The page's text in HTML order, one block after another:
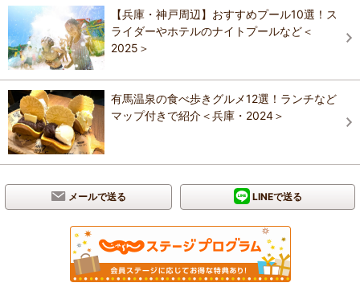
【兵庫・神戸周辺】おすすめプール10選！ス
ライダーやホテルのナイトプールなど＜
2025＞
有馬温泉の食べ歩きグルメ12選！ランチなど
マップ付きで紹介＜兵庫・2024＞
メールで送る LINEで送る